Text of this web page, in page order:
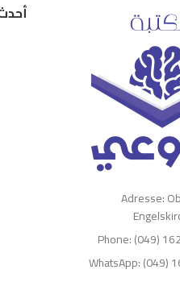
Adresse:
Phone: (049)
WhatsApp: (049)